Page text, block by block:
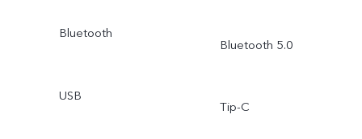
Bluetooth
Bluetooth 5.0
USB
Tip-C